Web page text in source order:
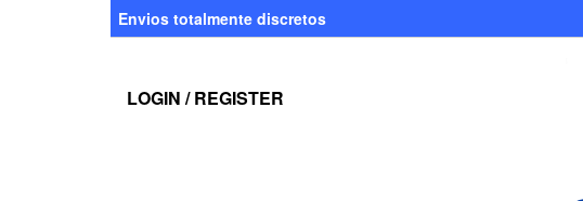
Envios totalmente discretos
LOGIN / REGISTER